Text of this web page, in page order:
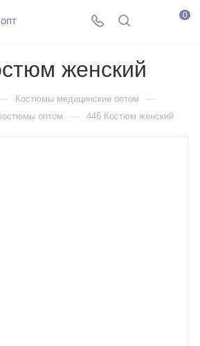
0
женский
Костюмы медицинские оптом —
оптом — 446 Костюм женский